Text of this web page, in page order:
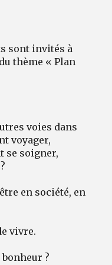
sont invités à
thème « Plan
voies dans
voyager,
se soigner,
en société, en
vivre.
?